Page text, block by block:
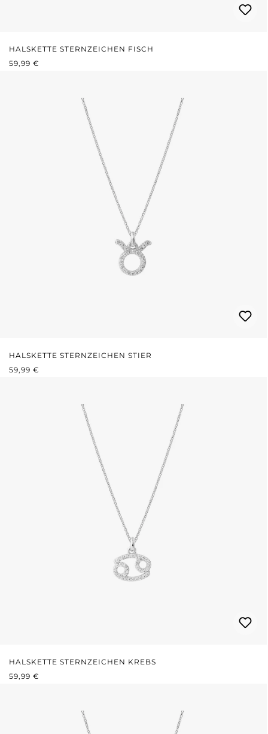
HALSKETTE STERNZEICHEN FISCH
REGULÄRER PREIS:
59,99 €
HALSKETTE STERNZEICHEN STIER
REGULÄRER PREIS:
59,99 €
HALSKETTE STERNZEICHEN KREBS
REGULÄRER PREIS:
59,99 €